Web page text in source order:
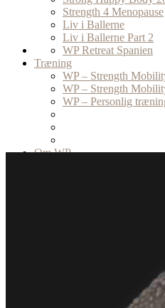
Strength 4 Menopause
Liv i Ballerne
Liv i Ballerne Part 2
WP Retreat Spanien
Træning
WP – Strength
WP – Strength
WP – Personlig
Om WP